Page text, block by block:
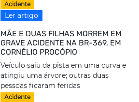
Acidente
Ler artigo
MÃE E DUAS FILHAS MORREM EM
GRAVE ACIDENTE NA BR-369, EM
CORNÉLIO PROCÓPIO
Veículo saiu da pista em uma curva e
atingiu uma árvore; outras duas
pessoas ficaram feridas
Acidente